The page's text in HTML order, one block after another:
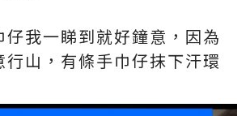
仔我一睇到就好鐘意，因為
行山，有條手巾仔抹下汗環